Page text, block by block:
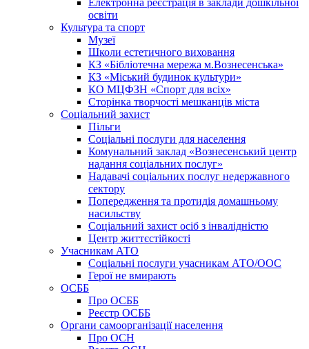
Електронна реєстрація в заклади дошкільної
освіти
Культура та спорт
Музеї
Школи естетичного виховання
КЗ «Бібліотечна мережа м.Вознесенська»
КЗ «Міський будинок культури»
КО МЦФЗН «Спорт для всіх»
Сторінка творчості мешканців міста
Соціальний захист
Пільги
Соціальні послуги для населення
Комунальний заклад «Вознесенський центр
надання соціальних послуг»
Надавачі соціальних послуг недержавного
сектору
Попередження та протидія домашньому
насильству
Соціальний захист осіб з інвалідністю
Центр життєстійкості
Учасникам АТО
Соціальні послуги учасникам АТО/ООС
Герої не вмирають
ОСББ
Про ОСББ
Реєстр ОСББ
Органи самоорганізації населення
Про ОСН